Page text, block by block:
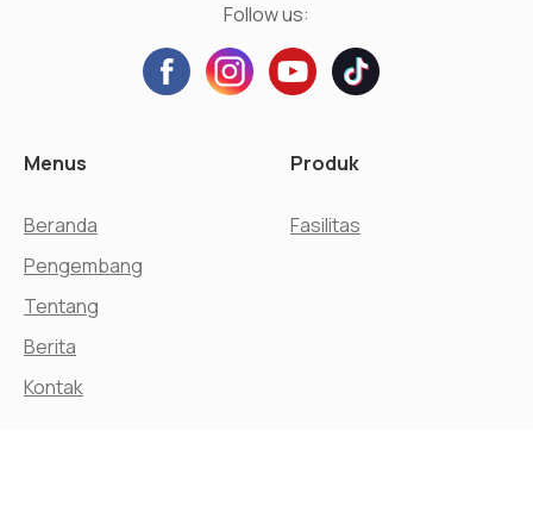
Follow us:
Menus
Beranda
Pengembang
Tentang
Berita
Kontak
Produk
Fasilitas